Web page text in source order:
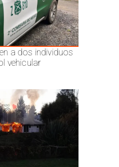
a dos individuos
vehicular